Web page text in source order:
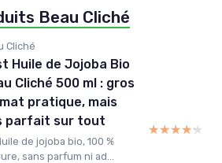
Beau Cliché
Cliché
Huile de Jojoba Bio
Cliché 500 ml : gros
pratique, mais
parfait sur tout
de jojoba bio, 100 %
sans parfum ni ad...
★★★★★
★★★★★